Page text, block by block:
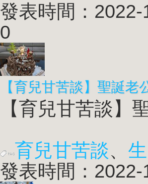
發表時間：
0
【育兒甘苦談】聖誕老
【育兒甘苦談】
育兒甘苦談、
發表時間：